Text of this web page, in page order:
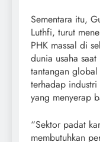
Sementara itu,
Luthfi, turut
PHK massal di
dunia usaha
tantangan
terhadap
yang menyerap
“Sektor padat
membutuhkan